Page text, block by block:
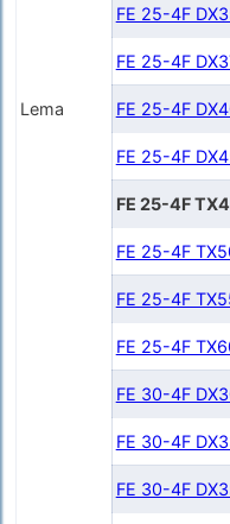
Lema
FE 25-4F
FE 25-4F
FE 25-4F
FE 25-4F
FE 25-4F
FE 25-4F
FE 25-4F
FE 25-4F
FE 30-4F
FE 30-4F
FE 30-4F